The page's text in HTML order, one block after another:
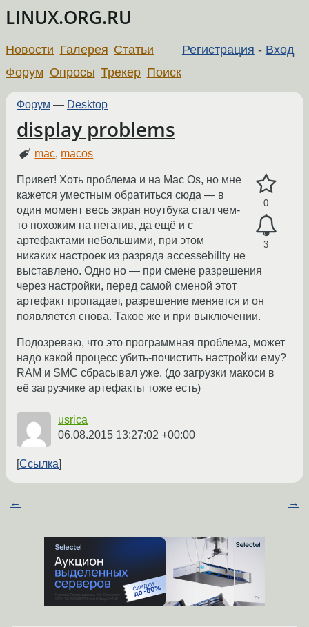
LINUX.ORG.RU
Регистрация - Вход
Новости Галерея Статьи
Форум Опросы Трекер Поиск
Форум — Desktop
display problems
mac, macos
0
3
Привет! Хоть проблема и на Mac Os, но мне
кажется уместным обратиться сюда — в
один момент весь экран ноутбука стал чем-
то похожим на негатив, да ещё и с
артефактами небольшими, при этом
никаких настроек из разряда accessebillty не
выставлено. Одно но — при смене разрешения
через настройки, перед самой сменой этот
артефакт пропадает, разрешение меняется и он
появляется снова. Такое же и при выключении.
Подозреваю, что это программная проблема, может
надо какой процесс убить-почистить настройки ему?
RAM и SMC сбрасывал уже. (до загрузки макоси в
её загрузчике артефакты тоже есть)
usrica
06.08.2015 13:27:02 +00:00
Ссылка
← →